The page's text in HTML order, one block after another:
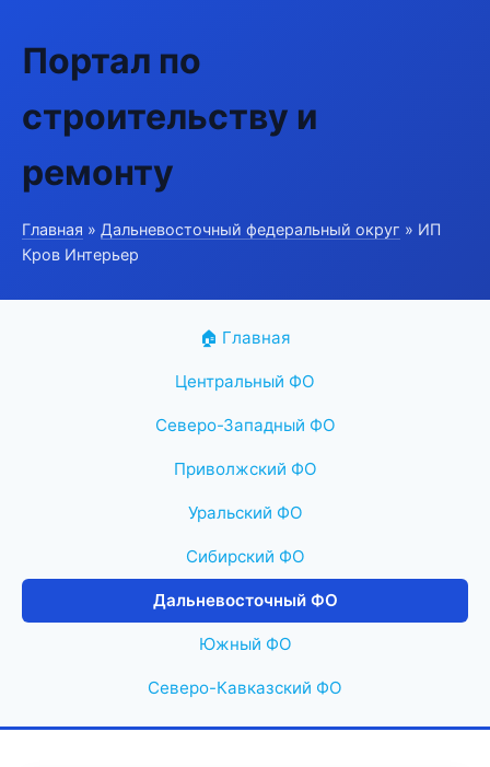
Портал по
строительству и
ремонту
Главная » Дальневосточный федеральный округ » ИП
Кров Интерьер
🏠 Главная
Центральный ФО
Северо-Западный ФО
Приволжский ФО
Уральский ФО
Сибирский ФО
Дальневосточный ФО
Южный ФО
Северо-Кавказский ФО